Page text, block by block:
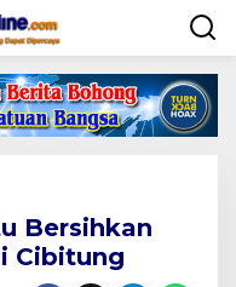
Bersihkan
Cibitung